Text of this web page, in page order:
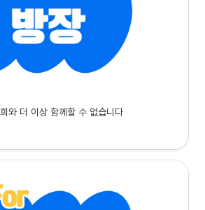
와 더 이상 함께할 수 없습니다